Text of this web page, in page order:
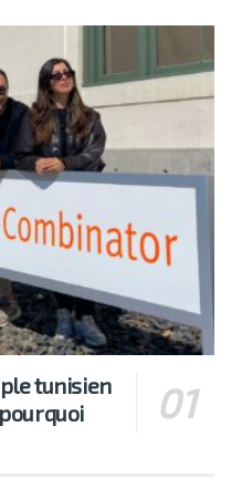
tunisien